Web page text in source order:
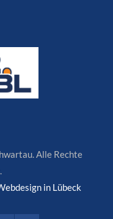
Alle Rechte
in Lübeck